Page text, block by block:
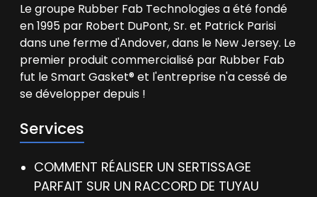
Le groupe Rubber Fab Technologies a été fondé
en 1995 par Robert DuPont, Sr. et Patrick Parisi
dans une ferme d'Andover, dans le New Jersey. Le
premier produit commercialisé par Rubber Fab
fut le Smart Gasket® et l'entreprise n'a cessé de
se développer depuis !
Services
COMMENT RÉALISER UN SERTISSAGE
PARFAIT SUR UN RACCORD DE TUYAU